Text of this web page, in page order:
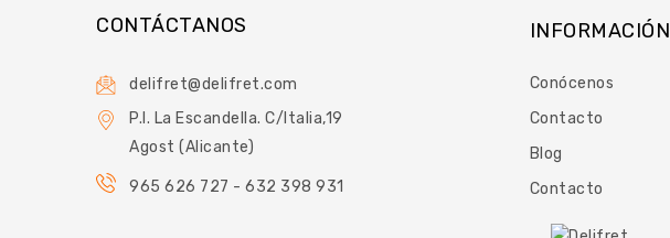
CONTÁCTANOS
delifret@delifret.com
P.I. La Escandella. C/Italia,19
Agost (Alicante)
965 626 727 - 632 398 931
INFORMACIÓN
Conócenos
Contacto
Blog
Contacto